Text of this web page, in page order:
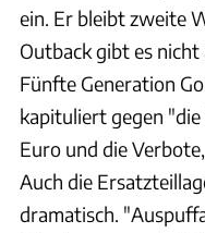
ein. Er bleibt zweite
Outback gibt es
Fünfte Generation
kapituliert gegen
Euro und die
Auch die
dramatisch.